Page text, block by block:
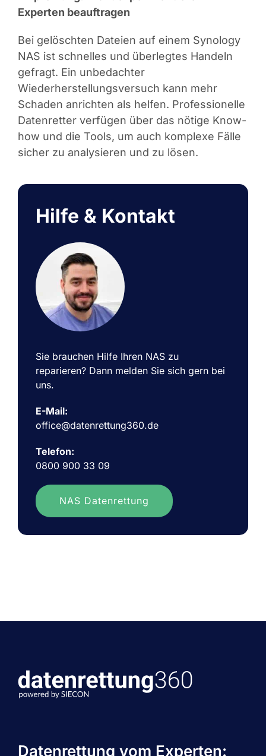
Experten beauftragen
Bei gelöschten Dateien auf einem Synology
NAS ist schnelles und überlegtes Handeln
gefragt. Ein unbedachter
Wiederherstellungsversuch kann mehr
Schaden anrichten als helfen. Professionelle
Datenretter verfügen über das nötige Know-
how und die Tools, um auch komplexe Fälle
sicher zu analysieren und zu lösen.
Hilfe & Kontakt
Sie brauchen Hilfe Ihren NAS zu
reparieren? Dann melden Sie sich gern bei
uns.
E-Mail:
office@datenrettung360.de
Telefon:
0800 900 33 09
NAS Datenrettung
Datenrettung vom Experten: